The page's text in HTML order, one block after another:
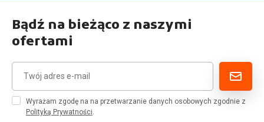
Bądź na bieżąco z naszymi
ofertami
Wyrażam zgodę na na przetwarzanie danych osobowych zgodnie z
Polityką Prywatności